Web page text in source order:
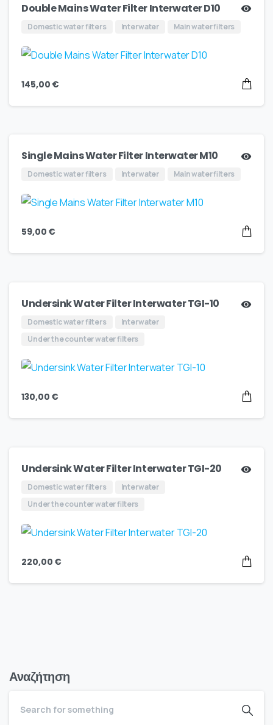
Double Mains Water Filter Interwater D10
Domestic water filters Interwater Main water filters
145,00 €
Single Mains Water Filter Interwater M10
Domestic water filters Interwater Main water filters
59,00 €
Undersink Water Filter Interwater TGI-10
Domestic water filters
Interwater
Under the counter water filters
130,00 €
Undersink Water Filter Interwater TGI-20
Domestic water filters
Interwater
Under the counter water filters
220,00 €
Αναζήτηση